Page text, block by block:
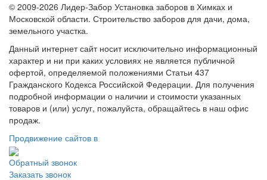
© 2009-2026 Лидер-Забор Установка заборов в Химках и
Московской области. Строительство заборов для дачи, дома,
земельного участка.
Данный интернет сайт носит исключительно информационный
характер и ни при каких условиях не является публичной
офертой, определяемой положениями Статьи 437
Гражданского Кодекса Российской Федерации. Для получения
подробной информации о наличии и стоимости указанных
товаров и (или) услуг, пожалуйста, обращайтесь в наш офис
продаж.
Продвижение сайтов в
Обратный звонок
Заказать звонок